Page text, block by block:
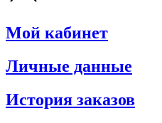
Мой кабинет
Личные данные
История заказов